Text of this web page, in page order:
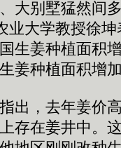
大别墅猛然间
业大学教授徐
生姜种植面积
姜种植面积增
，去年姜价
存在姜井中。